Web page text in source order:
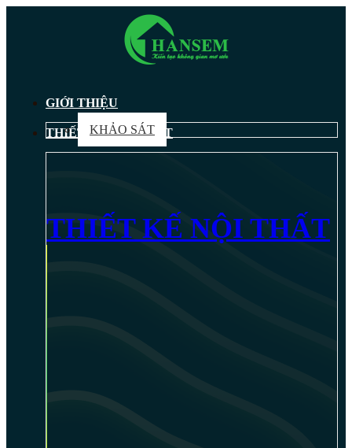
GIỚI THIỆU
KHẢO SÁT
THIẾT KẾ NỘI THẤT
THIẾT KẾ NỘI THẤT